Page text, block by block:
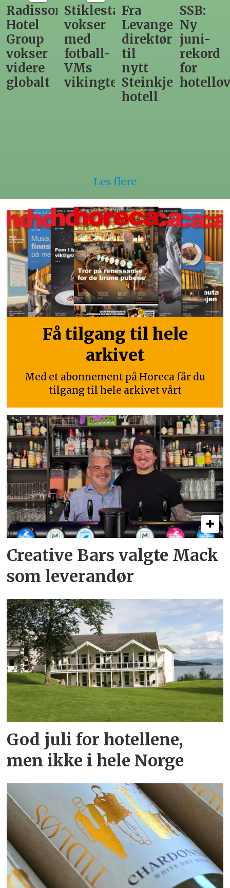
Stiklestad
vokser
med
fotball-
VMs
vikingtematikk
Fra
Levanger-
direktør
til
nytt
Steinkjer-
SSB:
Ny
juni-
rekord
for
Elendig
gir
utslag
for
Les flere
Få tilgang til hele
arkivet
Med et abonnement på Horeca får du
tilgang til hele arkivet vårt
Creative Bars valgte Mack
som leverandør
God juli for hotellene,
men ikke i hele Norge